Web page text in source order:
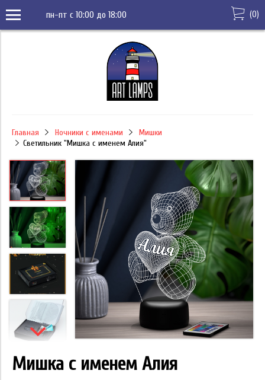
пн-пт с 10:00 до 18:00 (0)
Главная Ночники с именами
Мишки
Светильник "Мишка с именем Алия"
Мишка с именем Алия